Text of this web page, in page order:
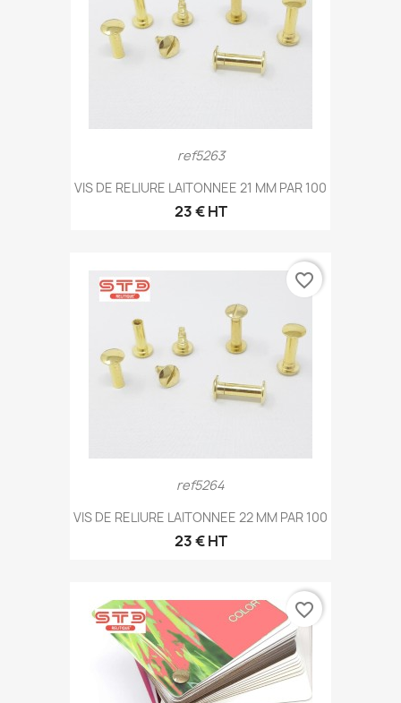
ref5263
VIS DE RELIURE LAITONNEE 21 MM PAR 100
23 € HT
ref5264
VIS DE RELIURE LAITONNEE 22 MM PAR 100
23 € HT
favorite_border
favorite_border